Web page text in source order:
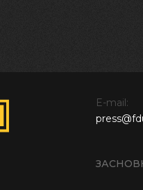
E-mail: